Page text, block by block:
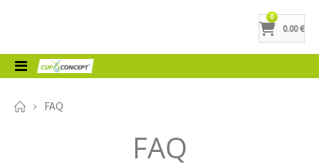
Cart
0.00 €
0producten
Toggle
Nav
FAQ
FAQ